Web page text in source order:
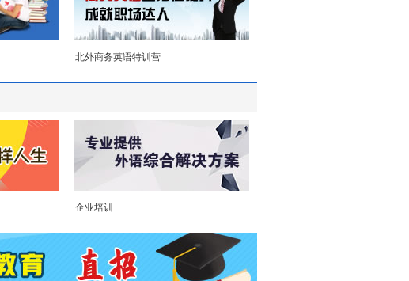
北外商务英语特训营
企业培训